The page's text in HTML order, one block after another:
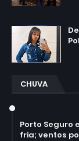
CHUVA
Porto
fria; ventos